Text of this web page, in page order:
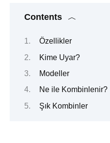
Contents
Özellikler
Kime Uyar?
Modeller
Ne ile Kombinlenir?
Şık Kombinler